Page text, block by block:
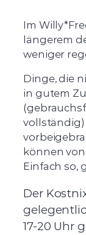
Im
längerem
weniger
Dinge, die
in gutem
können
Einfach so,
Der
17-20 Uhr